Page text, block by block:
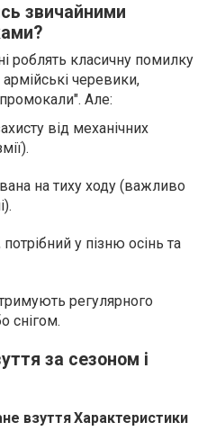
звичайними
роблять класичну помилку
черевики,
Але:
від механічних
на тиху ходу (важливо
у пізню осінь та
регулярного
снігом.
за сезоном і
взуттяХарактеристики